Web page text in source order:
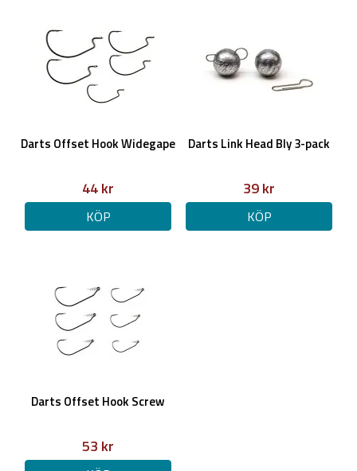
Darts Offset Hook Widegape
44 kr
KÖP
Darts Link Head Bly 3-pack
39 kr
KÖP
Darts Offset Hook Screw
53 kr